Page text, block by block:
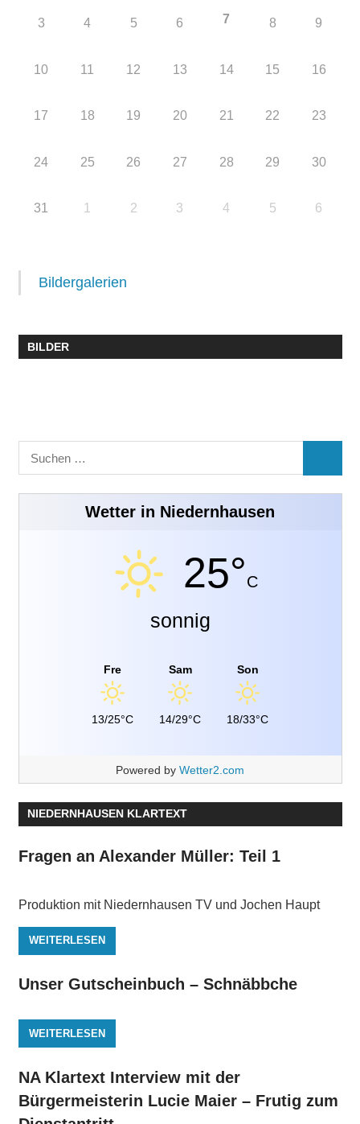
3 4 5 6 7 8 9
10 11 12 13 14 15 16
17 18 19 20 21 22 23
24 25 26 27 28 29 30
31 1 2 3 4 5 6
Bildergalerien
BILDER
Suchen
nach:
Wetter in Niedernhausen
25°C
sonnig
Fre
13/25°C
Sam
14/29°C
Son
18/33°C
Powered by Wetter2.com
NIEDERNHAUSEN KLARTEXT
Fragen an Alexander Müller: Teil 1
Produktion mit Niedernhausen TV und Jochen Haupt
WEITERLESEN
Unser Gutscheinbuch – Schnäbbche
WEITERLESEN
NA Klartext Interview mit der
Bürgermeisterin Lucie Maier – Frutig zum